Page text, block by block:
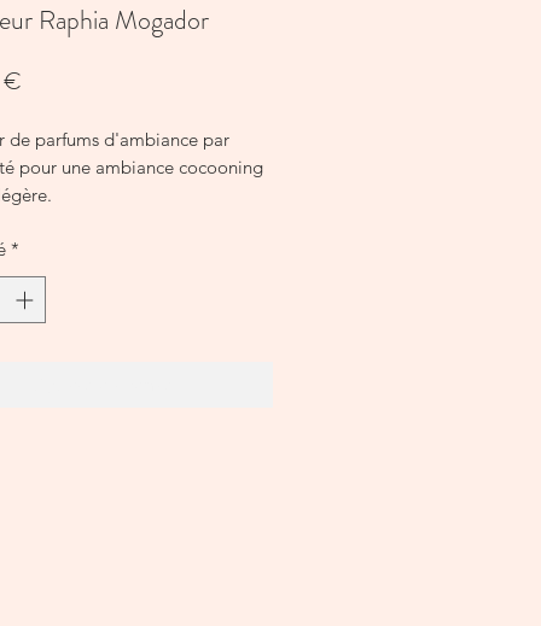
Raphia Mogador
€
de parfums d'ambiance par
pour une ambiance cocooning
rechargeables à l'infini.
25 cm
Fleur d'oranger
*